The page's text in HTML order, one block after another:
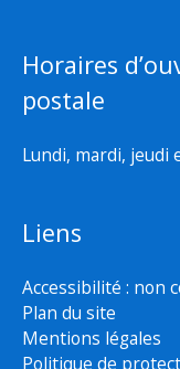
Horaires
postale
Lundi, mardi, jeudi
Liens
Accessibilité : non
Plan du site
Mentions légales
Politique de